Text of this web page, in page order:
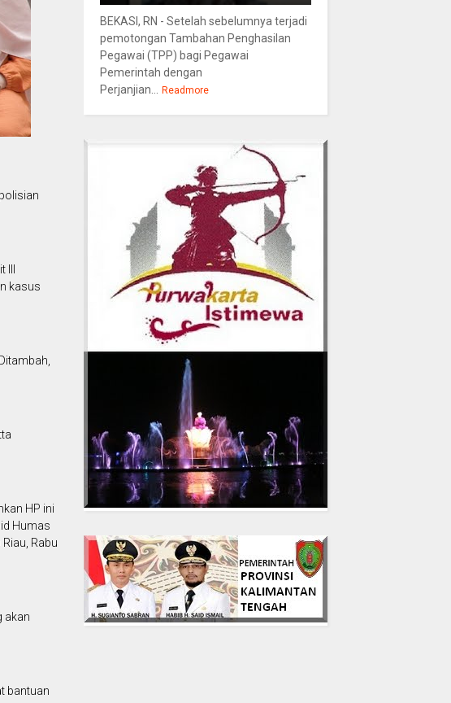
kasus
HP ini
Humas
Rabu
akan
bantuan
BEKASI, RN - Setelah sebelumnya terjadi
pemotongan Tambahan Penghasilan
Pegawai (TPP) bagi Pegawai
Pemerintah dengan
Perjanjian...
Readmore